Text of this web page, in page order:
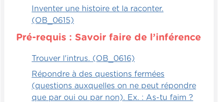
Inventer une histoire et la raconter.
(OB_0615)
Pré-requis : Savoir faire de l’inférence
Trouver l'intrus. (OB_0616)
Répondre à des questions fermées
(questions auxquelles on ne peut répondre
que par oui ou par non). Ex. : As-tu faim ?